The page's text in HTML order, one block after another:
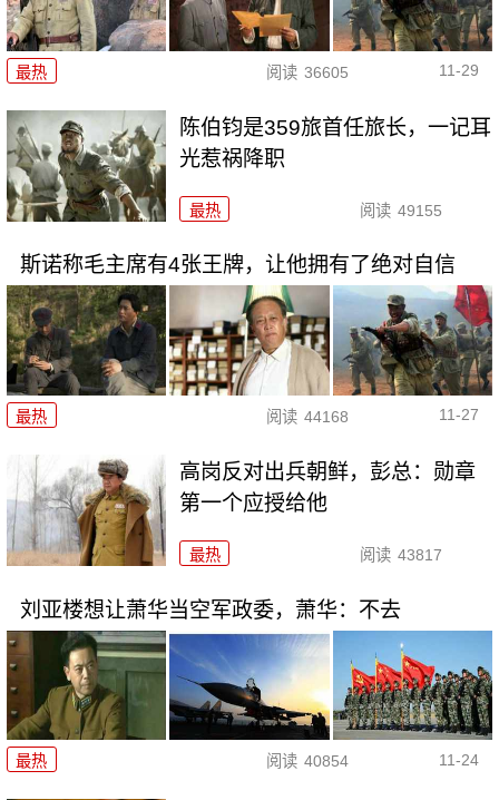
最热 阅读 36605 11-29
陈伯钧是359旅首任旅长，一记耳
光惹祸降职
最热 阅读 49155
斯诺称毛主席有4张王牌，让他拥有了绝对自信
最热 阅读 44168 11-27
高岗反对出兵朝鲜，彭总：勋章
第一个应授给他
最热 阅读 43817
刘亚楼想让萧华当空军政委，萧华：不去
最热 阅读 40854 11-24